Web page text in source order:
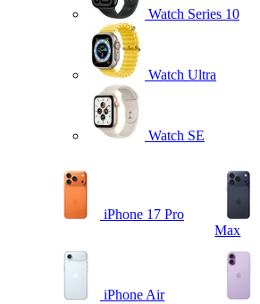
Watch Series 10
Watch Ultra
Watch SE
iPhone 17 Pro
Max
iPhone Air